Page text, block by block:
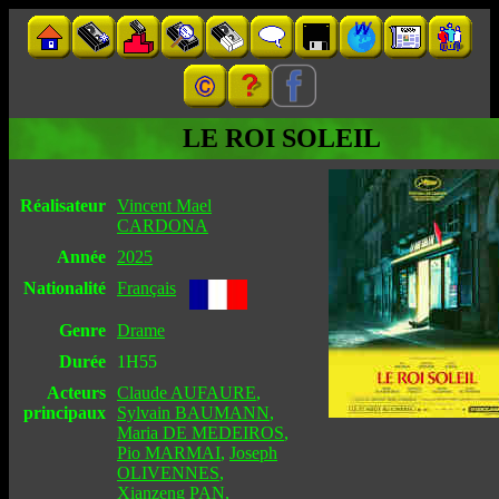
LE ROI SOLEIL
Réalisateur Vincent Mael
CARDONA
Année
2025
Nationalité Français
Genre Drame
Durée
1H55
Acteurs
principaux
Claude AUFAURE,
Sylvain BAUMANN,
Maria DE MEDEIROS,
Pio MARMAI, Joseph
OLIVENNES,
Xianzeng PAN,